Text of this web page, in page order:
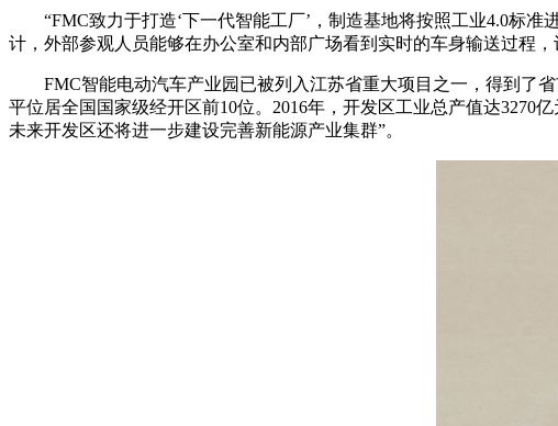
“FMC致力于打造‘下一代智能工厂’，制造基地将按照工业4.0标
计，外部参观人员能够在办公室和内部广场看到实时的车身输送过程，
FMC智能电动汽车产业园已被列入江苏省重大项目之一，得到了
平位居全国国家级经开区前10位。2016年，开发区工业总产值达3270
未来开发区还将进一步建设完善新能源产业集群”。